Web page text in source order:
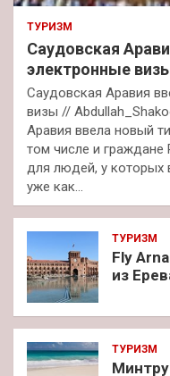
ТУРИЗМ
Саудовская
электронные
Саудовская Аравия
визы //
Аравия ввела новый
том числе и граждане
для людей, у которых
уже как…
ТУРИЗМ
Fly
из
ТУРИЗМ